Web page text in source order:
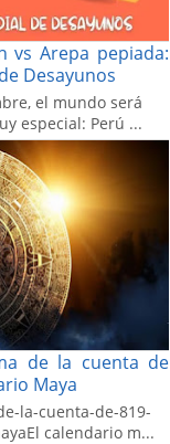
vs Arepa pepiada:
Desayunos
el mundo será
especial: Perú ...
de la cuenta de
Maya
la-cuenta-de-819-
calendario m...